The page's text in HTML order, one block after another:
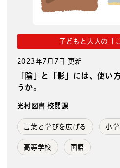
子どもと大人の「
2023年7月7日 更新
「陰」と「影」には、使い
うか。
光村図書 校閲課
言葉と学びを広げる 小
高等学校 国語